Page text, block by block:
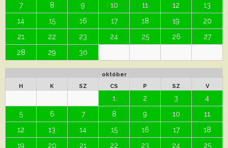
7
8 9 10 11 12
13
14
15 16 17 18 19
20
21
22 23 24 25 26
27
28
29 30
október
H
K SZ CS P SZ V
1 2 3
4
5
6 7 8 9 10
11
12
13 14 15 16 17
18
19
20 21 22 23 24 25